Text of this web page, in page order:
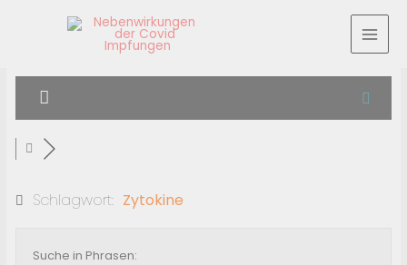
Schlagwort: Zytokine
Suche in Phrasen: